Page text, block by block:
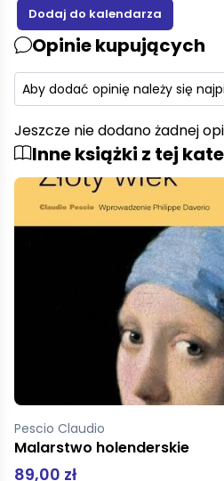
Opinie kupujących
Aby dodać opinię należy się
Jeszcze nie dodano żadnej
Inne książki z tej
Xia Jia
Tik-tak
59,00 zł